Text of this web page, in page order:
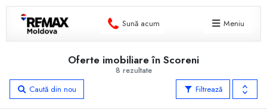
Sună acum Meniu
8 rezultate
Oferte imobiliare în Scoreni
Filtrează
Caută din nou